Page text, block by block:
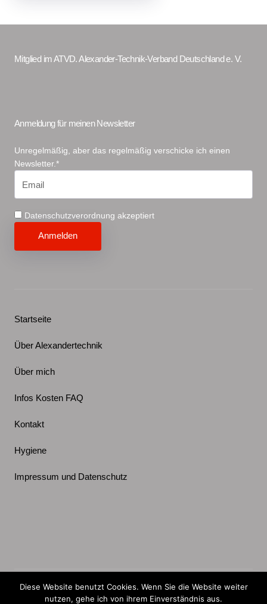
Mitglied im ATVD. Alexander-Technik-Verband Deutschland e. V.
Anmeldung für meinen Newsletter
Unregelmäßig, aber das regelmäßig verschicke ich einen
Newsletter.*
Datenschutzverordnung akzeptiert
Startseite
Über Alexandertechnik
Über mich
Infos Kosten FAQ
Kontakt
Hygiene
Impressum und Datenschutz
(c) Alexandertechnik mit Marenka Leins. Aktualisiert am
Diese Website benutzt Cookies. Wenn Sie die Website weiter
nutzen, gehe ich von ihrem Einverständnis aus.